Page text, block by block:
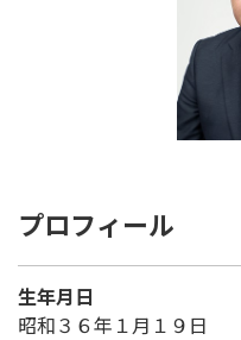
プロフィール
生年月日
昭和３６年１月１９日